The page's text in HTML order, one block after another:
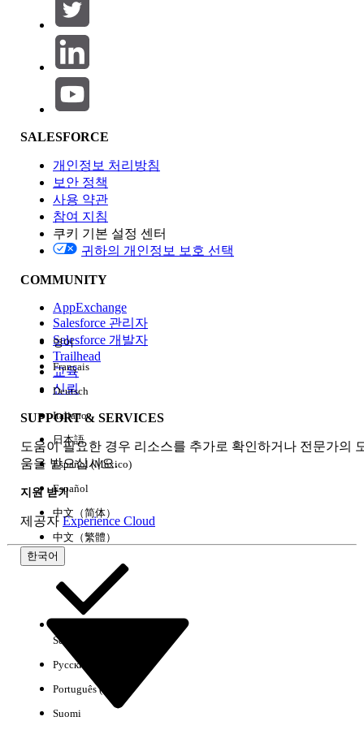
제품 영역
기능 영향
Edition
경험
SALESFORCE
개인정보 처리방침
보안 정책
사용 약관
참여 지침
쿠키 기본 설정 센터
귀하의 개인정보 보호 선택
COMMUNITY
AppExchange
Salesforce 관리자
Salesforce 개발자
Trailhead
교육
신뢰
SUPPORT & SERVICES
도움이 필요한 경우 리소스를 추가로 확인하거나 전문가의
움을 받으십시오.
지원 받기
제공자 Experience Cloud
한국어
영어
Français
Deutsch
Italiano
日本語
Español (México)
Español
中文（简体）
中文（繁體）
Select Org
Русский
Português (Brasil)
Suomi